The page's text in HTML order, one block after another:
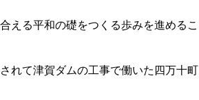
える平和の礎をつくる歩みを進めるこ
れて津賀ダムの工事で働いた四万十町